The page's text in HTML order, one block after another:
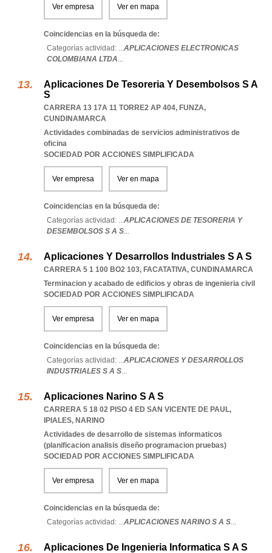
Ver empresa Ver en mapa
Coincidencias en la búsqueda de:
Categorías actividad: ...APLICACIONES ELECTRONICAS
COLOMBIANA LTDA...
Aplicaciones De Tesoreria Y Desembolsos S A
S
CARRERA 13 17A 11 TORRE2 AP 404, FUNZA,
CUNDINAMARCA
Actividades combinadas de servicios administrativos de
oficina
SOCIEDAD POR ACCIONES SIMPLIFICADA
Ver empresa Ver en mapa
Coincidencias en la búsqueda de:
Categorías actividad: ...APLICACIONES DE TESORERIA Y
DESEMBOLSOS S A S...
Aplicaciones Y Desarrollos Industriales S A S
CARRERA 5 1 100 BO2 103, FACATATIVA, CUNDINAMARCA
Terminacion y acabado de edificios y obras de ingenieria civil
SOCIEDAD POR ACCIONES SIMPLIFICADA
Ver empresa Ver en mapa
Coincidencias en la búsqueda de:
Categorías actividad: ...APLICACIONES Y DESARROLLOS
INDUSTRIALES S A S...
Aplicaciones Narino S A S
CARRERA 5 18 02 PISO 4 ED SAN VICENTE DE PAUL,
IPIALES, NARINO
Actividades de desarrollo de sistemas informaticos
(planificacion analisis diseño programacion pruebas)
SOCIEDAD POR ACCIONES SIMPLIFICADA
Ver empresa Ver en mapa
Coincidencias en la búsqueda de:
Categorías actividad: ...APLICACIONES NARINO S A S...
Aplicaciones De Ingenieria Informatica S A S